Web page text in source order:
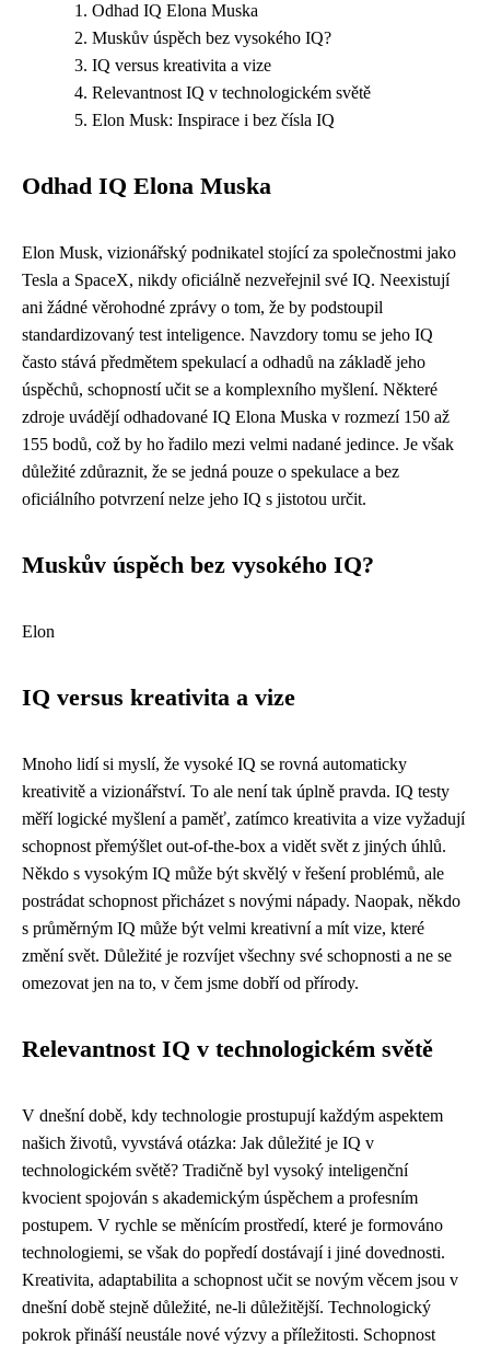
Odhad IQ Elona Muska
Muskův úspěch bez vysokého IQ?
IQ versus kreativita a vize
Relevantnost IQ v technologickém světě
Elon Musk: Inspirace i bez čísla IQ
Odhad IQ Elona Muska
Elon Musk, vizionářský podnikatel stojící za společnostmi jako
Tesla a SpaceX, nikdy oficiálně nezveřejnil své IQ. Neexistují
ani žádné věrohodné zprávy o tom, že by podstoupil
standardizovaný test inteligence. Navzdory tomu se jeho IQ
často stává předmětem spekulací a odhadů na základě jeho
úspěchů, schopností učit se a komplexního myšlení. Některé
zdroje uvádějí odhadované IQ Elona Muska v rozmezí 150 až
155 bodů, což by ho řadilo mezi velmi nadané jedince. Je však
důležité zdůraznit, že se jedná pouze o spekulace a bez
oficiálního potvrzení nelze jeho IQ s jistotou určit.
Muskův úspěch bez vysokého IQ?
Elon
IQ versus kreativita a vize
Mnoho lidí si myslí, že vysoké IQ se rovná automaticky
kreativitě a vizionářství. To ale není tak úplně pravda. IQ testy
měří logické myšlení a paměť, zatímco kreativita a vize vyžadují
schopnost přemýšlet out-of-the-box a vidět svět z jiných úhlů.
Někdo s vysokým IQ může být skvělý v řešení problémů, ale
postrádat schopnost přicházet s novými nápady. Naopak, někdo
s průměrným IQ může být velmi kreativní a mít vize, které
změní svět. Důležité je rozvíjet všechny své schopnosti a ne se
omezovat jen na to, v čem jsme dobří od přírody.
Relevantnost IQ v technologickém světě
V dnešní době, kdy technologie prostupují každým aspektem
našich životů, vyvstává otázka: Jak důležité je IQ v
technologickém světě? Tradičně byl vysoký inteligenční
kvocient spojován s akademickým úspěchem a profesním
postupem. V rychle se měnícím prostředí, které je formováno
technologiemi, se však do popředí dostávají i jiné dovednosti.
Kreativita, adaptabilita a schopnost učit se novým věcem jsou v
dnešní době stejně důležité, ne-li důležitější. Technologický
pokrok přináší neustále nové výzvy a příležitosti. Schopnost